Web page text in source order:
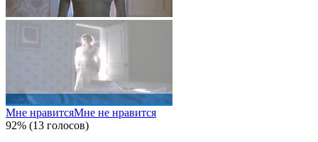
Мне нравитсяМне не нравится
92% (13 голосов)